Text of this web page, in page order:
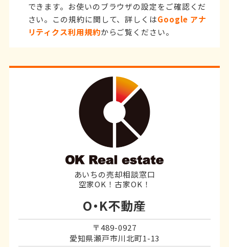
できます。お使いのブラウザの設定をご確認くだ
さい。この規約に関して、詳しくはGoogle アナ
リティクス利用規約からご覧ください。
あいちの売却相談窓口
空家OK！古家OK！
O・K不動産
〒489-0927
愛知県瀬戸市川北町1-13